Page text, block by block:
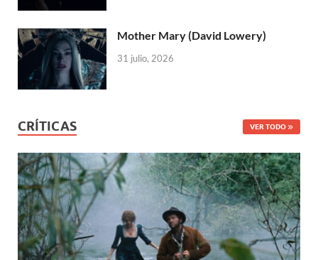
Mother Mary (David Lowery)
31 julio, 2026
CRÍTICAS VER TODO